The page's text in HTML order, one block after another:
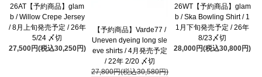
26AT【予約商品】glam
b / Willow Crepe Jersey
/ 8月上旬発売予定 / 26年
5/24 〆切
27,500円(税込30,250円)
【予約商品】Varde77 /
Uneven dyeing long sle
eve shirts / 4月発売予定
/ 22年 2/20 〆切
27,800円(税込30,580円)
26WT【予約商品】glam
b / Ska Bowling Shirt / 1
1月下旬発売予定 / 26年
8/23〆切
28,000円(税込30,800円)